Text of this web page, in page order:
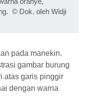
© Dok. oleh Widji